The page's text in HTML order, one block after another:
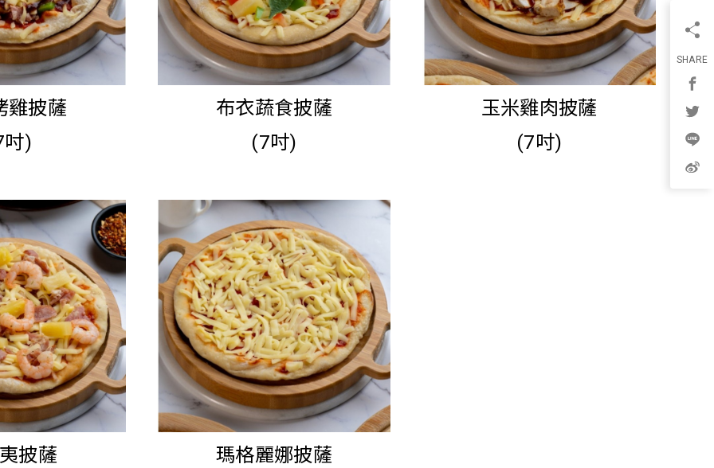
雞披薩
吋)
布衣蔬食披薩
(7吋)
玉米雞肉披薩
(7吋)
披薩
瑪格麗娜披薩
SHARE